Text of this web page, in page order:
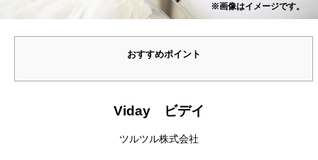
※画像はイメージです。
おすすめポイント
Viday ビデイ
ツルツル株式会社